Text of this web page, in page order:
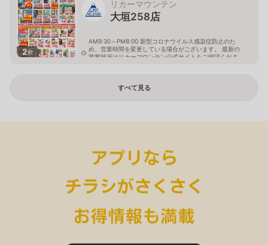
2枚
リカーマウンテン
大垣258店
AM9:30～PM8:00 新型コロナウイルス感染症防止のた
め、営業時間を変更している場合がございます。 最新の
営業状況はリカーマウンテン公式サイトをご確認くださ
すべて見る